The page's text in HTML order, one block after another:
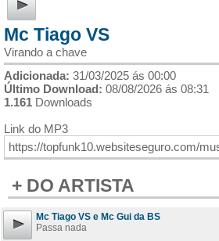
Mc Tiago VS
Virando a chave
Adicionada: 31/03/2025 ás 00:00
Último Download: 08/08/2026 ás 08:31
1.161 Downloads
Link do MP3
+ DO ARTISTA
Mc Tiago VS e Mc Gui da BS
Passa nada